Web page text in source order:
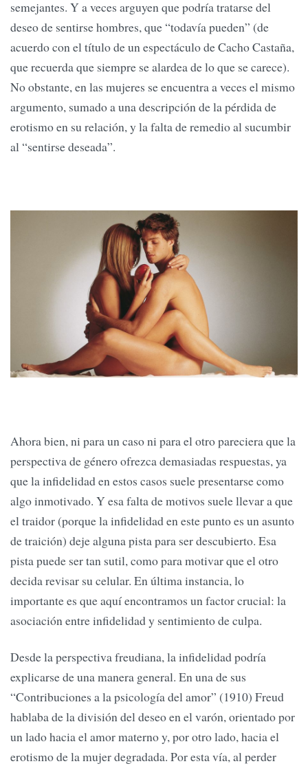
semejantes. Y a veces arguyen que podría tratarse del
deseo de sentirse hombres, que “todavía pueden” (de
acuerdo con el título de un espectáculo de Cacho Castaña,
que recuerda que siempre se alardea de lo que se carece).
No obstante, en las mujeres se encuentra a veces el mismo
argumento, sumado a una descripción de la pérdida de
erotismo en su relación, y la falta de remedio al sucumbir
al “sentirse deseada”.
Ahora bien, ni para un caso ni para el otro pareciera que la
perspectiva de género ofrezca demasiadas respuestas, ya
que la infidelidad en estos casos suele presentarse como
algo inmotivado. Y esa falta de motivos suele llevar a que
el traidor (porque la infidelidad en este punto es un asunto
de traición) deje alguna pista para ser descubierto. Esa
pista puede ser tan sutil, como para motivar que el otro
decida revisar su celular. En última instancia, lo
importante es que aquí encontramos un factor crucial: la
asociación entre infidelidad y sentimiento de culpa.
Desde la perspectiva freudiana, la infidelidad podría
explicarse de una manera general. En una de sus
“Contribuciones a la psicología del amor” (1910) Freud
hablaba de la división del deseo en el varón, orientado por
un lado hacia el amor materno y, por otro lado, hacia el
erotismo de la mujer degradada. Por esta vía, al perder